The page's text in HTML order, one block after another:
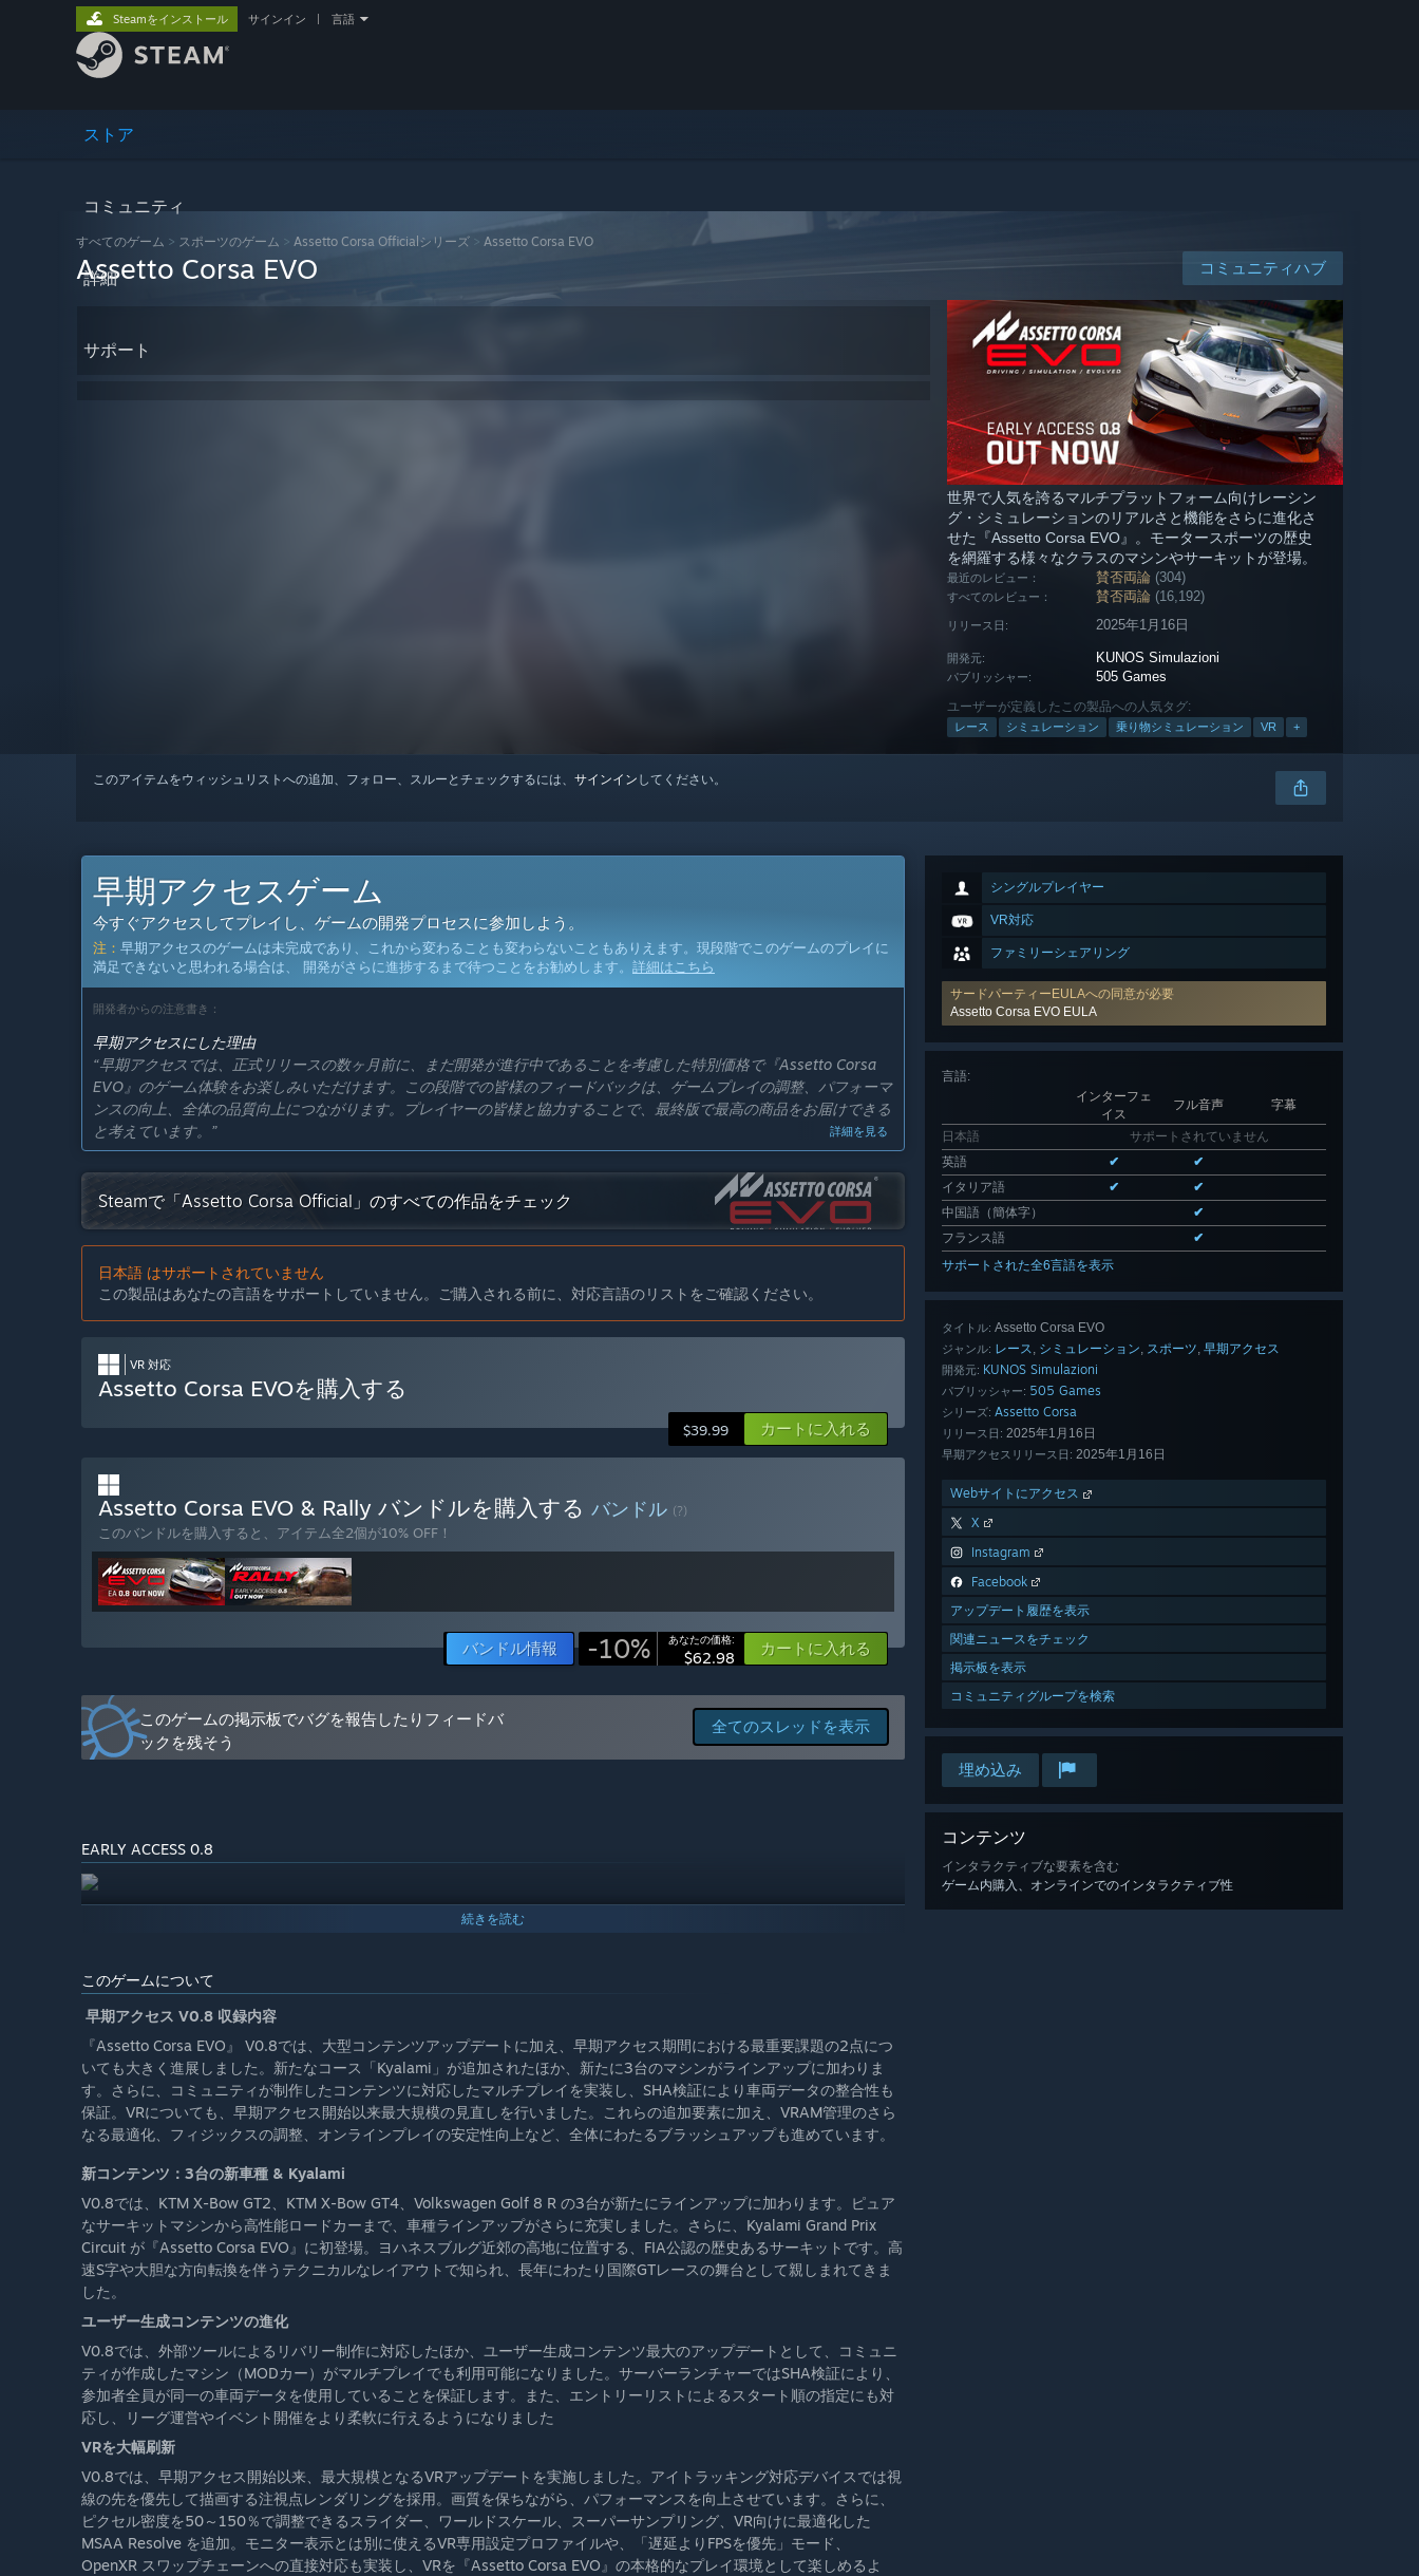
ストア
コミュニティ
詳細
サポート
Steamをインストール サインイン 言語
すべてのゲーム > スポーツのゲーム > Assetto Corsa Officialシリーズ > Assetto Corsa EVO
コミュニティハブ
Assetto Corsa EVO
世界で人気を誇るマルチプラットフォーム向けレーシン
グ・シミュレーションのリアルさと機能をさらに進化さ
せた『Assetto Corsa EVO』。モータースポーツの歴史
を網羅する様々なクラスのマシンやサーキットが登場。
最近のレビュー： 賛否両論 (304)
すべてのレビュー： 賛否両論 (16,192)
リリース日: 2025年1月16日
開発元: KUNOS Simulazioni
パブリッシャー: 505 Games
ユーザーが定義したこの製品への人気タグ:
レース シミュレーション 乗り物シミュレーション VR +
このアイテムをウィッシュリストへの追加、フォロー、スルーとチェックするには、 サインイン してください。
シングルプレイヤー
VR対応
ファミリーシェアリング
サードパーティーEULAへの同意が必要
Assetto Corsa EVO EULA
言語:
インターフェ
イス
フル音声 字幕
日本語
サポートされていません
英語
✔
✔
イタリア語
✔
✔
中国語（簡体字）
✔
フランス語
✔
サポートされた全6言語を表示
タイトル: Assetto Corsa EVO
ジャンル: レース, シミュレーション, スポーツ, 早期アクセス
開発元: KUNOS Simulazioni
パブリッシャー: 505 Games
シリーズ: Assetto Corsa
リリース日: 2025年1月16日
早期アクセスリリース日: 2025年1月16日
Webサイトにアクセス
X
Instagram
Facebook
アップデート履歴を表示
関連ニュースをチェック
掲示板を表示
コミュニティグループを検索
埋め込み
コンテンツ
インタラクティブな要素を含む
ゲーム内購入、オンラインでのインタラクティブ性
早期アクセスゲーム
今すぐアクセスしてプレイし、ゲームの開発プロセスに参加しよう。
注： 早期アクセスのゲームは未完成であり、これから変わることも変わらないこともありえます。現段階でこのゲームのプレイに
満足できないと思われる場合は、 開発がさらに進捗するまで待つことをお勧めします。 詳細はこちら
開発者からの注意書き：
早期アクセスにした理由
“早期アクセスでは、正式リリースの数ヶ月前に、まだ開発が進行中であることを考慮した特別価格で『Assetto Corsa
EVO』のゲーム体験をお楽しみいただけます。この段階での皆様のフィードバックは、ゲームプレイの調整、パフォーマ
ンスの向上、全体の品質向上につながります。プレイヤーの皆様と協力することで、最終版で最高の商品をお届けできる
と考えています。”
“正式リリース（バージョン1.0）は、早期アクセス開始から1年以内を目指しています。この期間は、コミュニティから
の貴重なフィードバックを反映するために十分な時間だと考えています。ゲーム開発は常に変化があるため、スケジュー
ルの調整が発生する場合は皆様にお知らせいたします。”
早期アクセスバージョンと計画されているフルバージョンの違いは？
“Assetto Corsa EVOのフルバージョンは、早期アクセスバージョンよりも大幅に充実し、洗練された内容になる予定で
私たちは、現実世界のデータからスキャンされた大規模なオープン ワールドマップ領域の追加など、いくつかの重要な
領域でゲームを拡張することを構想しています。これにより、プレーヤーは車を探索、レンタル、購入し、新しいパーツ
を購入し、車をカスタマイズすることができます。さらに、オープンワールドマップに基づいたさまざまなゲームプレイ
また、異なる時代のより多様な車、追加のコース、追加のゲームプレイ機能とメカニクス、オープンワールド内のインタ
ラクティブな場所が追加できることを希望しています。早期アクセスが進むにつれ、私たちはパフォーマンスと安定性に
重点を置いてゲーム体験を改善し続けます。”
早期アクセスバージョンの現状はどうなっていますか？
“早期アクセスのリリース時には、5種類以上のコース＆20台以上のマシン、シングルプレイヤー、VR、トリプルスクリ
ーン対応が含まれ、徐々に、マルチプレイヤーモード、ドライビングアカデミー、特別イベントも追加していく予定で
す。”
早期アクセス期間中と期間後ではゲームの価格は変わりますか？
“はい、早期アクセス版と正式リリース版では価格が異なります。開発が進むにつれてコンテンツや機能が大幅に追加さ
コミュニティは開発プロセスにどのように関わることができますか？
“私たちは常にプレイヤーの体験や意見に耳を傾けています。この貴重なフィードバックを活用し、改善すべき領域を特
定し、ゲームプレイのバランスを取り、機能の優先順位を決め、最終的には皆様と一緒に最高のゲームを作り上げていき
詳細を見る
Steamで「Assetto Corsa Official」のすべての作品をチェック
日本語 はサポートされていません
この製品はあなたの言語をサポートしていません。ご購入される前に、対応言語のリストをご確認ください。
VR 対応
Assetto Corsa EVOを購入する
$39.99 カートに入れる
Assetto Corsa EVO & Rally バンドルを購入する バンドル (?)
このバンドルを購入すると、アイテム全2個が10% OFF！
バンドル情報 -10% あなたの価格:
$62.98 カートに入れる
全てのスレッドを表示
このゲームの掲示板でバグを報告したりフィードバ
ックを残そう
EARLY ACCESS 0.8
続きを読む
このゲームについて
早期アクセス V0.8 収録内容
『Assetto Corsa EVO』 V0.8では、大型コンテンツアップデートに加え、早期アクセス期間における最重要課題の2点につ
いても大きく進展しました。新たなコース「Kyalami」が追加されたほか、新たに3台のマシンがラインアップに加わりま
す。さらに、コミュニティが制作したコンテンツに対応したマルチプレイを実装し、SHA検証により車両データの整合性も
保証。VRについても、早期アクセス開始以来最大規模の見直しを行いました。これらの追加要素に加え、VRAM管理のさら
なる最適化、フィジックスの調整、オンラインプレイの安定性向上など、全体にわたるブラッシュアップも進めています。
新コンテンツ：3台の新車種 & Kyalami
V0.8では、KTM X-Bow GT2、KTM X-Bow GT4、Volkswagen Golf 8 R の3台が新たにラインアップに加わります。ピュア
なサーキットマシンから高性能ロードカーまで、車種ラインアップがさらに充実しました。さらに、Kyalami Grand Prix
Circuit が『Assetto Corsa EVO』に初登場。ヨハネスブルグ近郊の高地に位置する、FIA公認の歴史あるサーキットです。高
速S字や大胆な方向転換を伴うテクニカルなレイアウトで知られ、長年にわたり国際GTレースの舞台として親しまれてきま
した。
ユーザー生成コンテンツの進化
V0.8では、外部ツールによるリバリー制作に対応したほか、ユーザー生成コンテンツ最大のアップデートとして、コミュニ
ティが作成したマシン（MODカー）がマルチプレイでも利用可能になりました。サーバーランチャーではSHA検証により、
参加者全員が同一の車両データを使用していることを保証します。また、エントリーリストによるスタート順の指定にも対
応し、リーグ運営やイベント開催をより柔軟に行えるようになりました
VRを大幅刷新
V0.8では、早期アクセス開始以来、最大規模となるVRアップデートを実施しました。アイトラッキング対応デバイスでは視
線の先を優先して描画する注視点レンダリングを採用。画質を保ちながら、パフォーマンスを向上させています。さらに、
ピクセル密度を50～150％で調整できるスライダー、ワールドスケール、スーパーサンプリング、VR向けに最適化した
MSAA Resolve を追加。モニター表示とは別に使えるVR専用設定プロファイルや、「遅延よりFPSを優先」モード、
OpenXR スワップチェーンへの直接対応も実装し、VRを『Assetto Corsa EVO』の本格的なプレイ環境として楽しめるよ